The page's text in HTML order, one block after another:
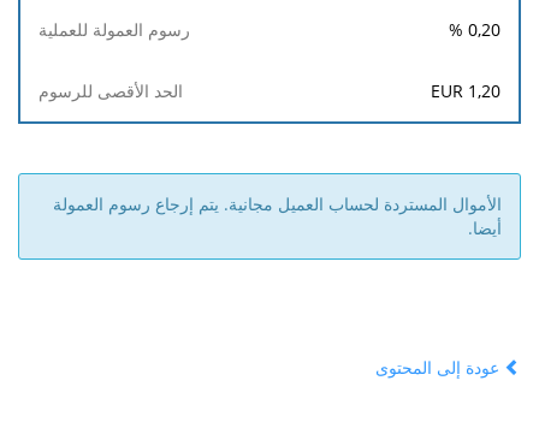
0,20
%
1,20
EUR
الأموال المستردة لحساب العميل مجانية. يتم إرجاع رسوم العمولة
أيضا.
عودة إلى المحتوى